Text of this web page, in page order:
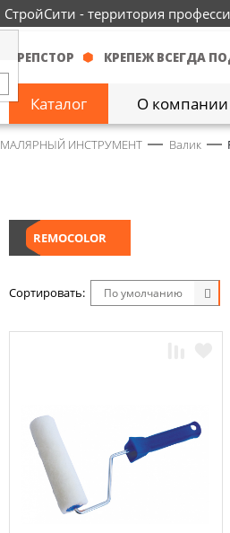
СтройСити - территория
КРЕПСТОР КРЕПЕЖ ВСЕГДА
Каталог О компании
МАЛЯРНЫЙ ИНСТРУМЕНТ Валик
REMOCOLOR
Сортировать: По умолчанию